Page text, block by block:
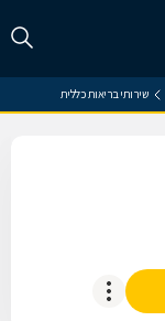
שירותי בריאות כללית